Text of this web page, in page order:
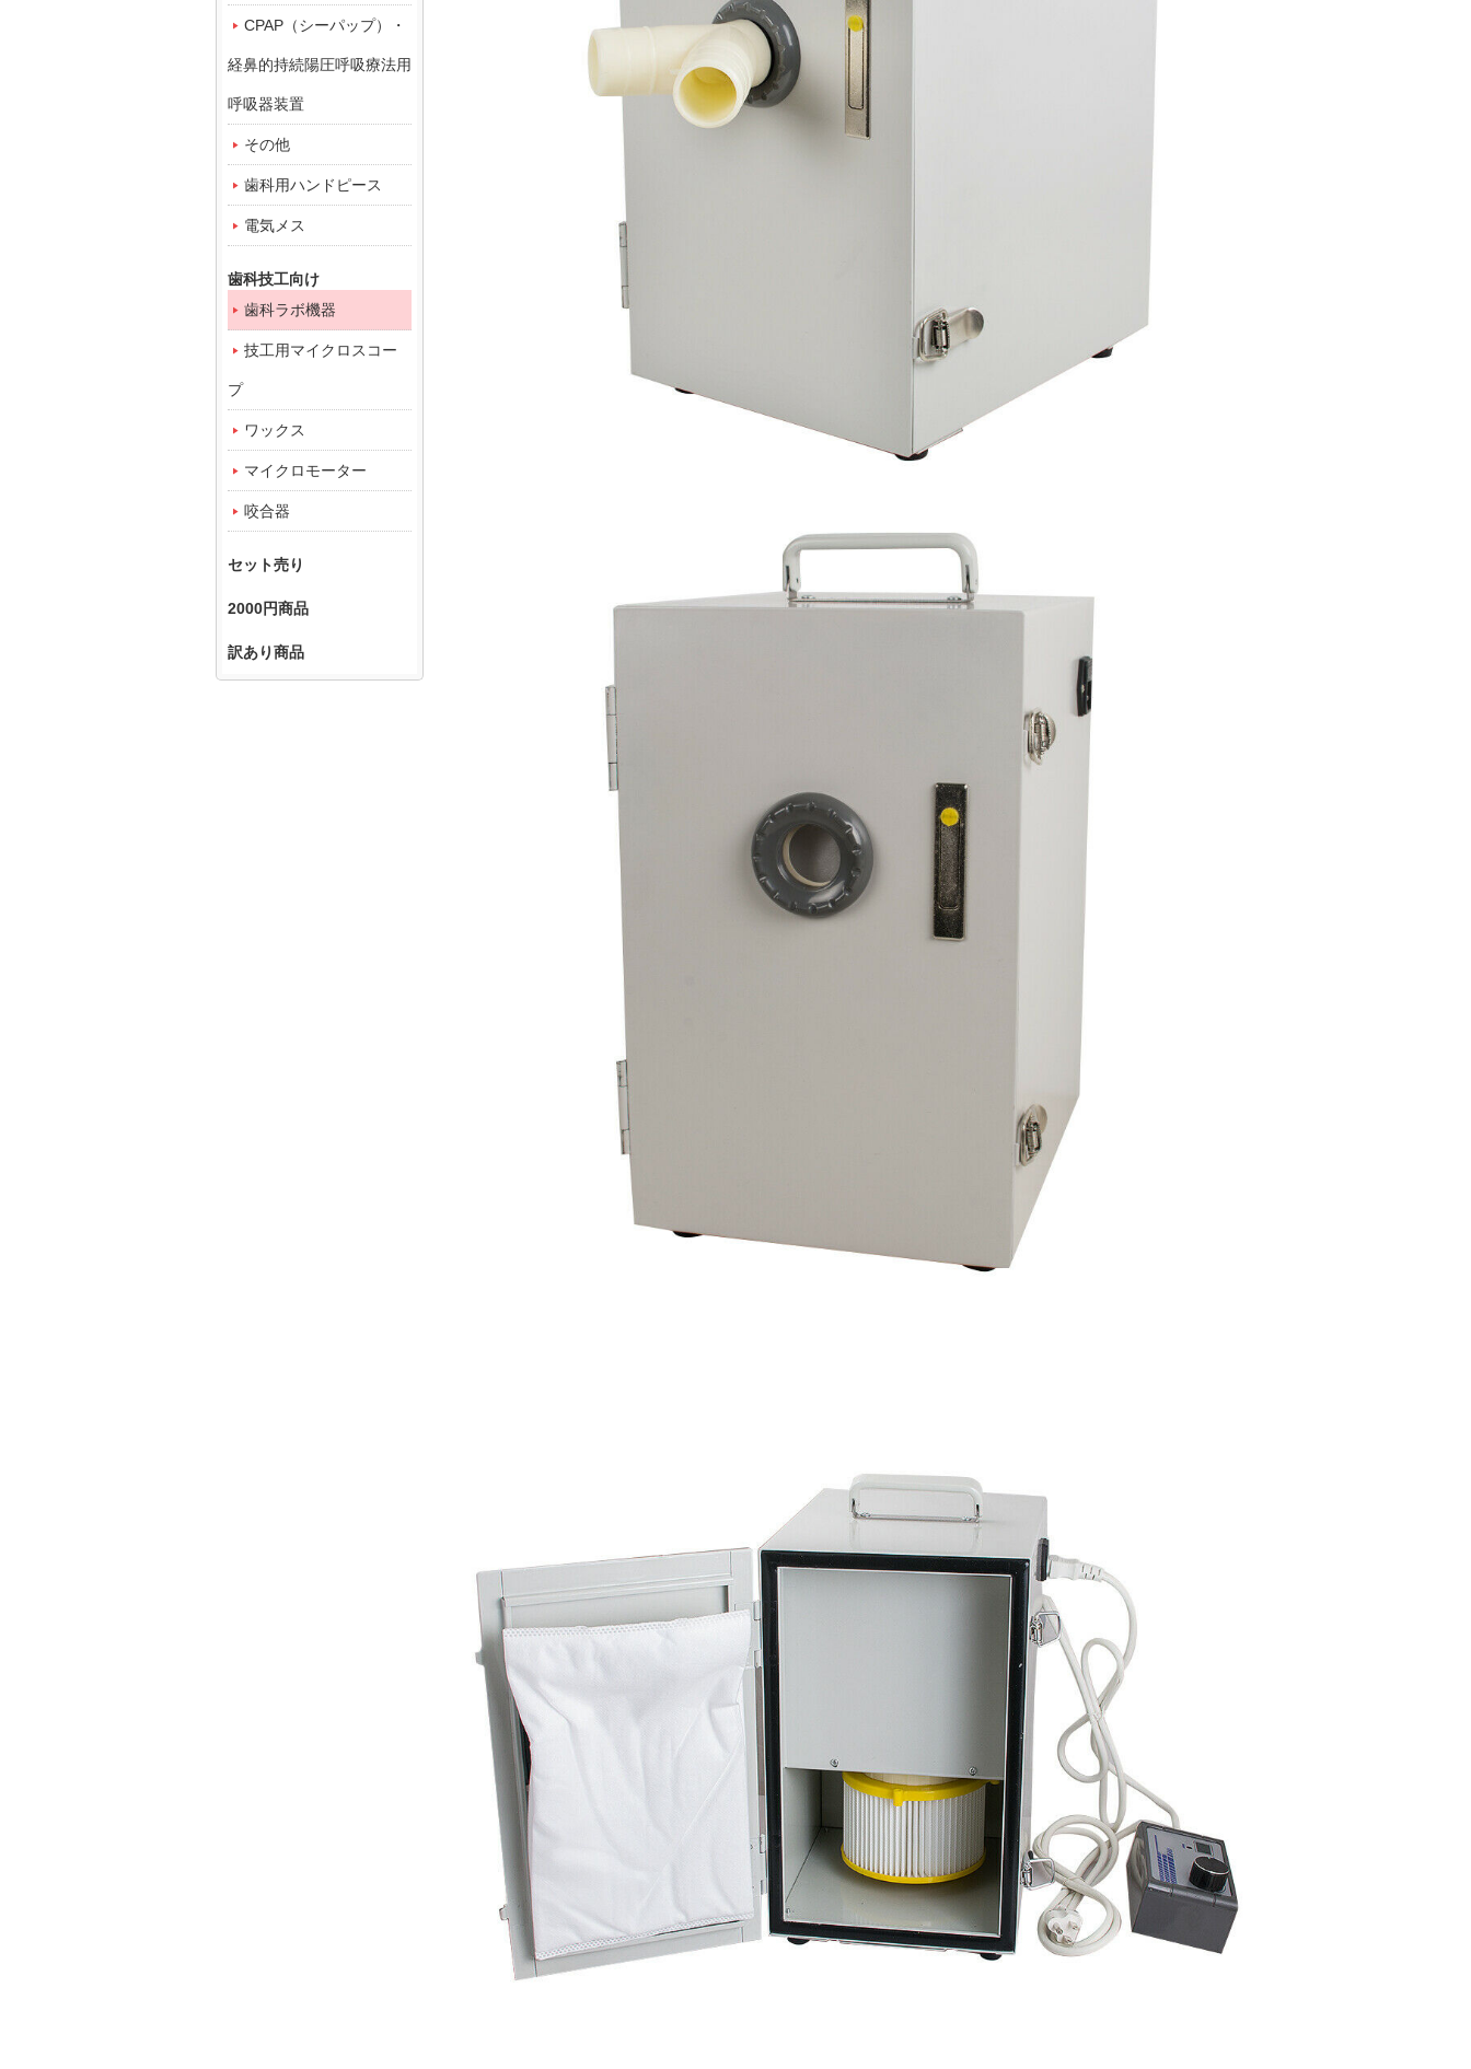
CPAP（シーパップ）・
経鼻的持続陽圧呼吸療法用
呼吸器装置
その他
歯科用ハンドピース
電気メス
歯科技工向け
歯科ラボ機器
技工用マイクロスコー
プ
ワックス
マイクロモーター
咬合器
セット売り
2000円商品
訳あり商品